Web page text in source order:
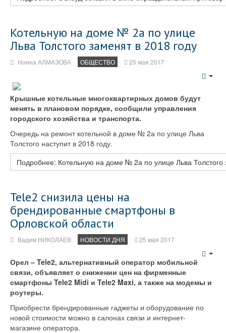
Котельную на доме № 2а по улице
Льва Толстого заменят в 2018 году
Нонна АЛМАЗОВА ОБЩЕСТВО 25 мая 2017
Крышные котельные многоквартирных домов будут
менять в плановом порядке, сообщили управления
городского хозяйства и транспорта.
Очередь на ремонт котельной в доме № 2а по улице Льва
Толстого наступит в 2018 году.
Подробнее: Котельную на доме № 2а по улице Льва Толстого
Tele2 снизила цены на
брендированные смартфоны в
Орловской области
Вадим НИКОЛАЕВ НОВОСТИ ДНЯ 25 мая 2017
Орел – Tele2, альтернативный оператор мобильной
связи, объявляет о снижении цен на фирменные
смартфоны Tele2 Midi и Tele2 Maxi, а также на модемы и
роутеры.
Приобрести брендированные гаджеты и оборудование по
новой стоимости можно в салонах связи и интернет-
магазине оператора.